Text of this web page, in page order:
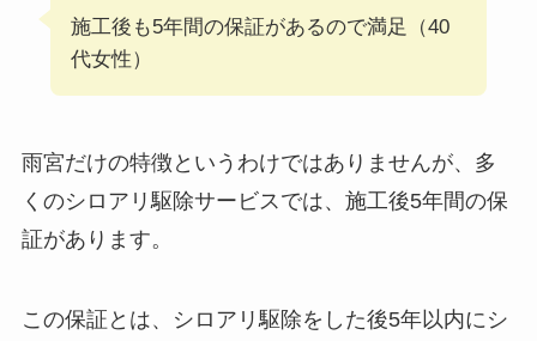
施工後も5年間の保証があるので満足（40
代女性）
雨宮だけの特徴というわけではありませんが、多
くのシロアリ駆除サービスでは、施工後5年間の保
証があります。
この保証とは、シロアリ駆除をした後5年以内にシ